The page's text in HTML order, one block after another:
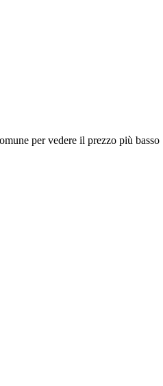
per vedere il prezzo più basso